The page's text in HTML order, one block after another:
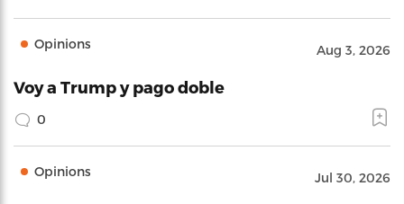
Opinions Aug 3, 2026
Voy a Trump y pago doble
0
Opinions Jul 30, 2026